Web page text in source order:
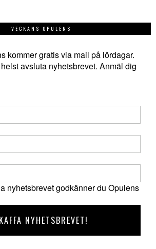
VECKANS OPULENS
kommer gratis via mail på lördagar.
avsluta nyhetsbrevet. Anmäl dig
nyhetsbrevet godkänner du Opulens